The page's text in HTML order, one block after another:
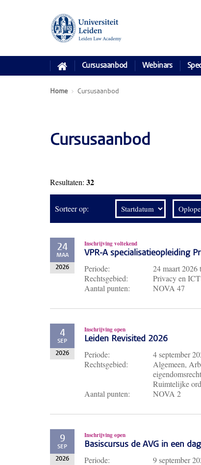
Cursusaanbod Webinars
Home Cursusaanbod
Cursusaanbod
Resultaten: 32
Sorteer op:
24
MAA
2026
Inschrijving voltekend
VPR-A specialisatieopleiding
Periode: 24 maart 2026
Rechtsgebied:
Privacy en
Aantal punten:
NOVA 47
4
SEP
2026
Inschrijving open
Leiden Revisited 2026
Periode:
4 september
Rechtsgebied:
Algemeen,
Ruimtelijke
Aantal punten:
NOVA 2
9
SEP
2026
Inschrijving open
Basiscursus de AVG in een dag
Periode:
9 september